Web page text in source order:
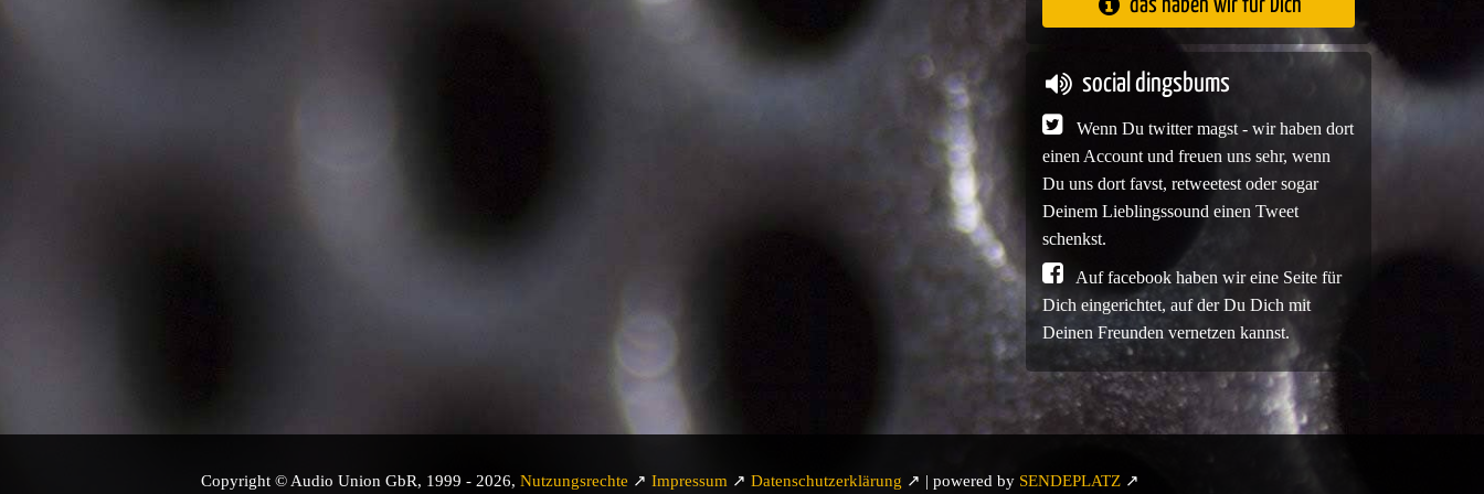
das haben wir für Dich
social dingsbums
Wenn Du twitter magst - wir haben dort
einen Account und freuen uns sehr, wenn
Du uns dort favst, retweetest oder sogar
Deinem Lieblingssound einen Tweet
schenkst.
Auf facebook haben wir eine Seite für
Dich eingerichtet, auf der Du Dich mit
Deinen Freunden vernetzen kannst.
Copyright © Audio Union GbR, 1999 - 2026, Nutzungsrechte ↗ Impressum ↗ Datenschutzerklärung ↗ | powered by SENDEPLATZ ↗